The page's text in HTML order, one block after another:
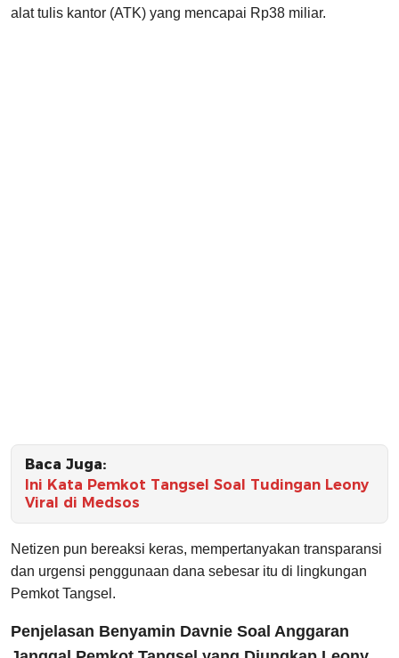
alat tulis kantor (ATK) yang mencapai Rp38 miliar.
Baca Juga:
Ini Kata Pemkot Tangsel Soal Tudingan Leony
Viral di Medsos
Netizen pun bereaksi keras, mempertanyakan transparansi
dan urgensi penggunaan dana sebesar itu di lingkungan
Pemkot Tangsel.
Penjelasan Benyamin Davnie Soal Anggaran